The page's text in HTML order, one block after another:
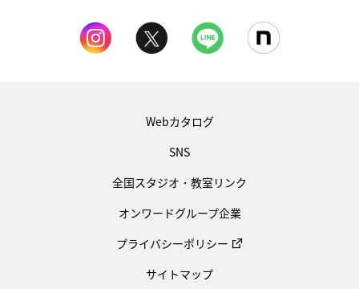
Webカタログ
SNS
全国スタジオ・教室リンク
オンワードグループ企業
プライバシーポリシー
サイトマップ